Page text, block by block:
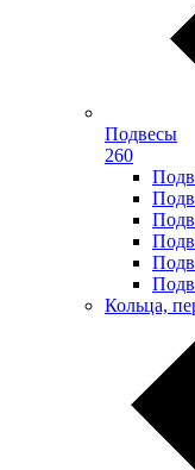
Подвесы
260
Кольца,